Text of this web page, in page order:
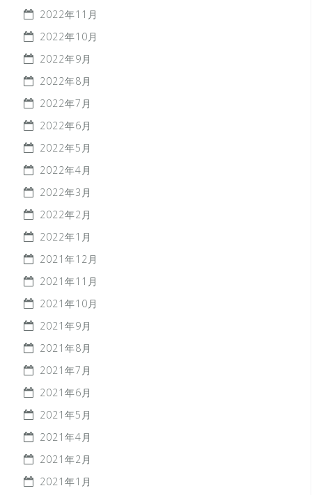
2022年11月
2022年10月
2022年9月
2022年8月
2022年7月
2022年6月
2022年5月
2022年4月
2022年3月
2022年2月
2022年1月
2021年12月
2021年11月
2021年10月
2021年9月
2021年8月
2021年7月
2021年6月
2021年5月
2021年4月
2021年2月
2021年1月